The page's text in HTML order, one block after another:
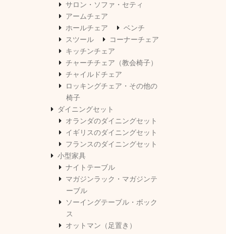
サロン・ソファ・セティ
アームチェア
ホールチェア
ベンチ
スツール
コーナーチェア
キッチンチェア
チャーチチェア（教会椅子）
チャイルドチェア
ロッキングチェア・その他の
椅子
ダイニングセット
オランダのダイニングセット
イギリスのダイニングセット
フランスのダイニングセット
小型家具
ナイトテーブル
マガジンラック・マガジンテ
ーブル
ソーイングテーブル・ボック
ス
オットマン（足置き）